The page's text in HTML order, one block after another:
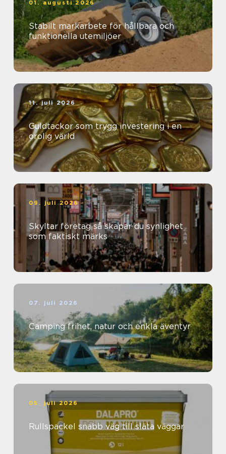
01. augusti 2026
Stabilt markarbete för hållbara och
funktionella utemiljöer
11. juli 2026
Guldtackor som trygg investering i en
orolig värld
09. juli 2026
Skyltar företag så skapar du synlighet
som faktiskt märks
07. juli 2026
Camping frihet, natur och enkla äventyr
05. juli 2026
Rullspackel snabb väg till släta väggar